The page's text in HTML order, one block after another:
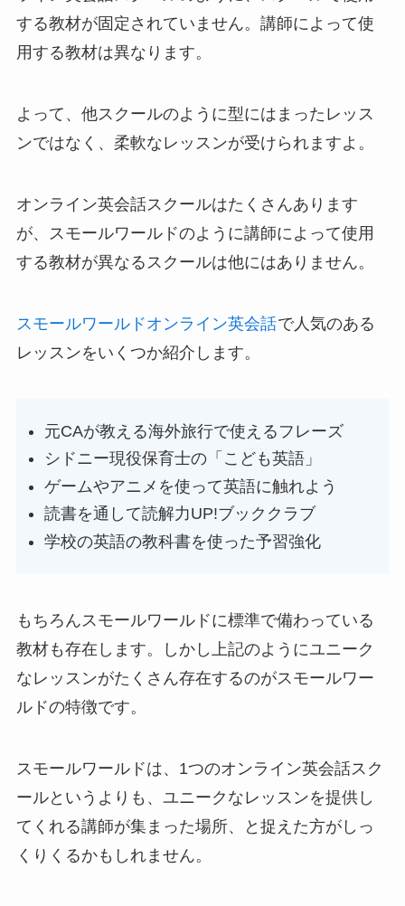
する教材が固定されていません。講師によって使
用する教材は異なります。
よって、他スクールのように型にはまったレッス
ンではなく、柔軟なレッスンが受けられますよ。
オンライン英会話スクールはたくさんあります
が、スモールワールドのように講師によって使用
する教材が異なるスクールは他にはありません。
スモールワールドオンライン英会話で人気のある
レッスンをいくつか紹介します。
元CAが教える海外旅行で使えるフレーズ
シドニー現役保育士の「こども英語」
ゲームやアニメを使って英語に触れよう
読書を通して読解力UP!ブッククラブ
学校の英語の教科書を使った予習強化
もちろんスモールワールドに標準で備わっている
教材も存在します。しかし上記のようにユニーク
なレッスンがたくさん存在するのがスモールワー
ルドの特徴です。
スモールワールドは、1つのオンライン英会話スク
ールというよりも、ユニークなレッスンを提供し
てくれる講師が集まった場所、と捉えた方がしっ
くりくるかもしれません。